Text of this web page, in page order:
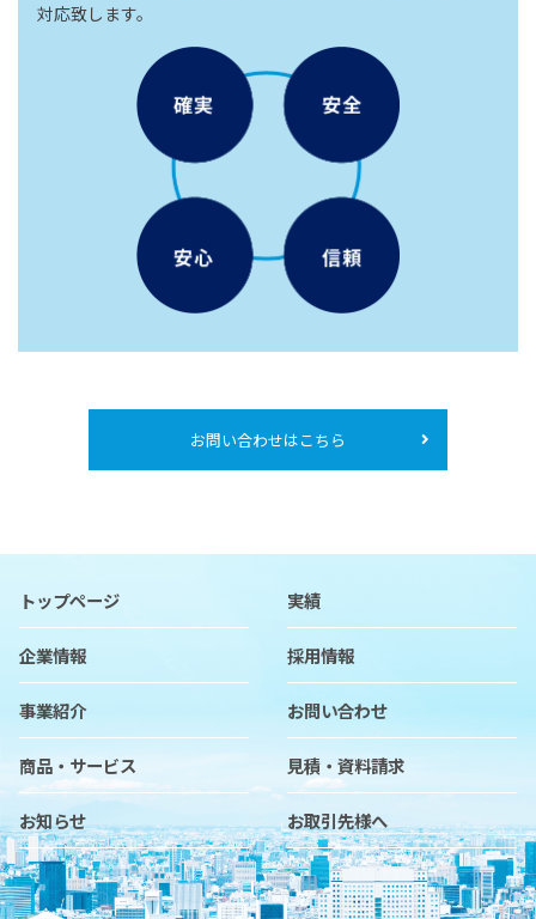
対応致します。
お問い合わせはこちら
トップページ
企業情報
事業紹介
商品・サービス
お知らせ
実績
採用情報
お問い合わせ
見積・資料請求
お取引先様へ